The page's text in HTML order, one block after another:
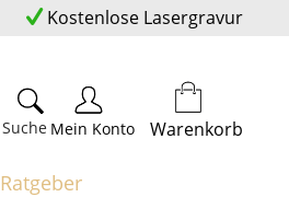
Kostenlose Lasergravur
Suche Mein Konto Warenkorb
Ratgeber